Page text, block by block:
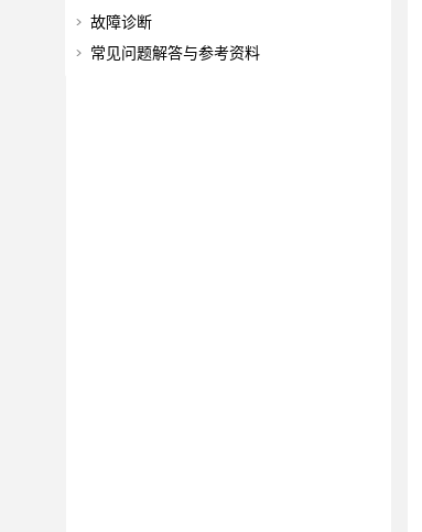
故障诊断
常见问题解答与参考资料